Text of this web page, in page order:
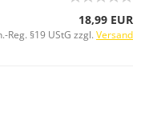
18,99 EUR
Reg. §19 UStG zzgl. Versand